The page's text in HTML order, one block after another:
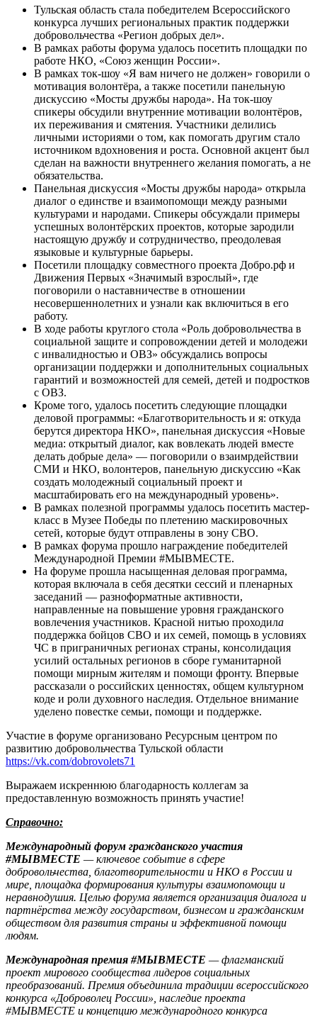
Тульская область стала победителем Всероссийского
конкурса лучших региональных практик поддержки
добровольчества «Регион добрых дел».
В рамках работы форума удалось посетить площадки по
работе НКО, «Союз женщин России».
В рамках ток-шоу «Я вам ничего не должен» говорили о
мотивация волонтёра, а также посетили панельную
дискуссию «Мосты дружбы народа». На ток-шоу
спикеры обсудили внутренние мотивации волонтёров,
их переживания и смятения. Участники делились
личными историями о том, как помогать другим стало
источником вдохновения и роста. Основной акцент был
сделан на важности внутреннего желания помогать, а не
обязательства.
Панельная дискуссия «Мосты дружбы народа» открыла
диалог о единстве и взаимопомощи между разными
культурами и народами. Спикеры обсуждали примеры
успешных волонтёрских проектов, которые зародили
настоящую дружбу и сотрудничество, преодолевая
языковые и культурные барьеры.
Посетили площадку совместного проекта Добро.рф и
Движения Первых «Значимый взрослый», где
поговорили о наставничестве в отношении
несовершеннолетних и узнали как включиться в его
работу.
В ходе работы круглого стола «Роль добровольчества в
социальной защите и сопровождении детей и молодежи
с инвалидностью и ОВЗ» обсуждались вопросы
организации поддержки и дополнительных социальных
гарантий и возможностей для семей, детей и подростков
с ОВЗ.
Кроме того, удалось посетить следующие площадки
деловой программы: «Благотворительность и я: откуда
берутся директора НКО», панельная дискуссия «Новые
медиа: открытый диалог, как вовлекать людей вместе
делать добрые дела» — поговорили о взаимрдействии
СМИ и НКО, волонтеров, панельную дискуссию «Как
создать молодежный социальный проект и
масштабировать его на международный уровень».
В рамках полезной программы удалось посетить мастер-
класс в Музее Победы по плетению маскировочных
сетей, которые будут отправлены в зону СВО.
В рамках форума прошло награждение победителей
Международной Премии #МЫВМЕСТЕ.
На форуме прошла насыщенная деловая программа,
которая включала в себя десятки сессий и пленарных
заседаний — разноформатные активности,
направленные на повышение уровня гражданского
вовлечения участников. Красной нитью проходила
поддержка бойцов СВО и их семей, помощь в условиях
ЧС в приграничных регионах страны, консолидация
усилий остальных регионов в сборе гуманитарной
помощи мирным жителям и помощи фронту. Впервые
рассказали о российских ценностях, общем культурном
коде и роли духовного наследия. Отдельное внимание
уделено повестке семьи, помощи и поддержке.
Участие в форуме организовано Ресурсным центром по
развитию добровольчества Тульской области
https://vk.com/dobrovolets71
Выражаем искреннюю благодарность коллегам за
предоставленную возможность принять участие!
Справочно:
Международный форум гражданского участия
#МЫВМЕСТЕ — ключевое событие в сфере
добровольчества, благотворительности и НКО в России и
мире, площадка формирования культуры взаимопомощи и
неравнодушия. Целью форума является организация диалога и
партнёрства между государством, бизнесом и гражданским
обществом для развития страны и эффективной помощи
людям.
Международная премия #МЫВМЕСТЕ — флагманский
проект мирового сообщества лидеров социальных
преобразований. Премия объединила традиции всероссийского
конкурса «Доброволец России», наследие проекта
#МЫВМЕСТЕ и концепцию международного конкурса